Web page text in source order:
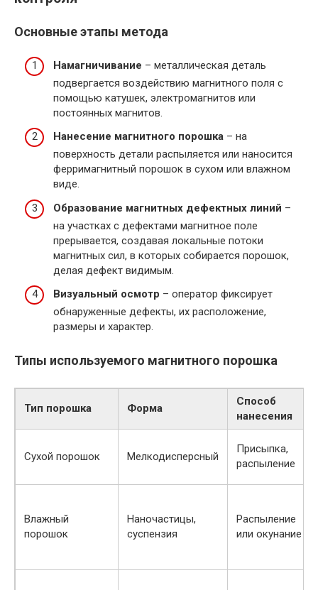
Основные этапы метода
Намагничивание – металлическая деталь
подвергается воздействию магнитного поля с
помощью катушек, электромагнитов или
постоянных магнитов.
Нанесение магнитного порошка – на
поверхность детали распыляется или наносится
ферримагнитный порошок в сухом или влажном
виде.
Образование магнитных дефектных линий –
на участках с дефектами магнитное поле
прерывается, создавая локальные потоки
магнитных сил, в которых собирается порошок,
делая дефект видимым.
Визуальный осмотр – оператор фиксирует
обнаруженные дефекты, их расположение,
размеры и характер.
Типы используемого магнитного порошка
Тип порошка Форма
Способ
нанесения
Сухой порошок Мелкодисперсный
Присыпка,
распыление
Влажный
порошок
Наночастицы,
суспензия
Распыление
или окунание